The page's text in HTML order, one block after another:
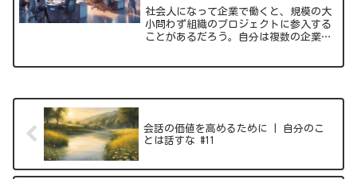
社会人になって企業で働くと、規模の大
小問わず組織のプロジェクトに参入する
ことがあるだろう。自分は複数の企業を
会話の価値を高めるために | 自分のこ
とは話すな #11